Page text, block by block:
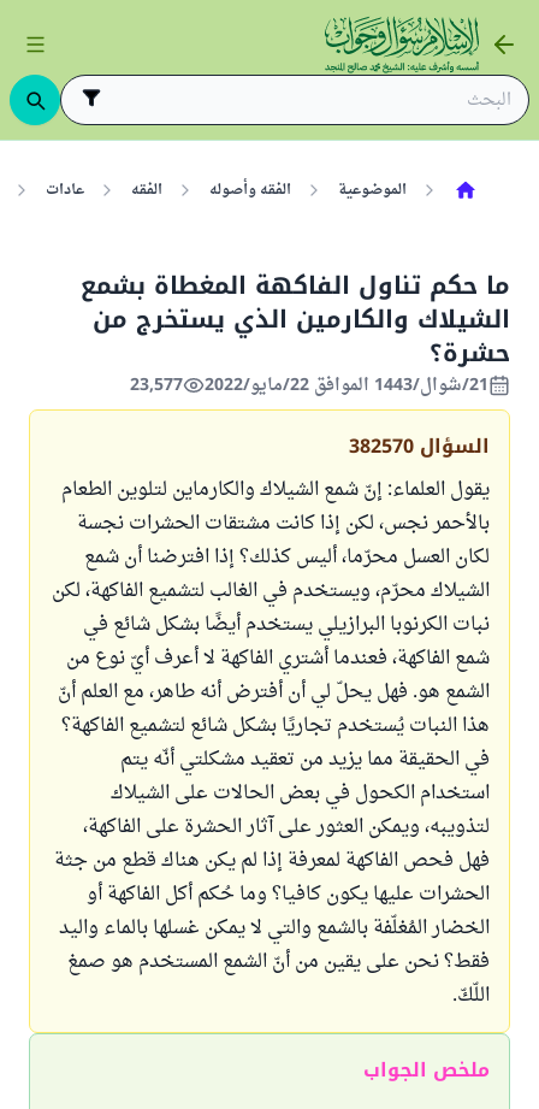
الموضوعية الفقه وأصوله الفقه عادات
ما حكم تناول الفاكهة المغطاة بشمع
الشيلاك والكارمين الذي يستخرج من
حشرة؟
21/شوال/1443 الموافق 22/مايو/2022 23,577
السؤال 382570
يقول العلماء: إنّ شمع الشيلاك والكارماين لتلوين الطعام
بالأحمر نجس، لكن إذا كانت مشتقات الحشرات نجسة
لكان العسل محرّما، أليس كذلك؟ إذا افترضنا أن شمع
الشيلاك محرّم، ويستخدم في الغالب لتشميع الفاكهة، لكن
نبات الكرنوبا البرازيلي يستخدم أيضًا بشكل شائع في
شمع الفاكهة، فعندما أشتري الفاكهة لا أعرف أيّ نوع من
الشمع هو. فهل يحلّ لي أن أفترض أنه طاهر، مع العلم أنّ
هذا النبات يُستخدم تجاريًا بشكل شائع لتشميع الفاكهة؟
في الحقيقة مما يزيد من تعقيد مشكلتي أنّه يتم
استخدام الكحول في بعض الحالات على الشيلاك
لتذويبه، ويمكن العثور على آثار الحشرة على الفاكهة،
فهل فحص الفاكهة لمعرفة إذا لم يكن هناك قطع من جثة
الحشرات عليها يكون كافيا؟ وما حُكم أكل الفاكهة أو
الخضار المُغلّفة بالشمع والتي لا يمكن غسلها بالماء واليد
فقط؟ نحن على يقين من أنّ الشمع المستخدم هو صمغ
اللّكّ.
ملخص الجواب